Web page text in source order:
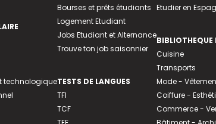
technologique
Bourses et prêts étudiants
Logement Etudiant
Jobs Etudiant et Alternance
Trouve ton job saisonnier
TESTS DE LANGUES
TFI
TCF
Etudier en
BIBLIOTHEQUE
Cuisine
Transports
Mode -
Coiffure -
Commerce -